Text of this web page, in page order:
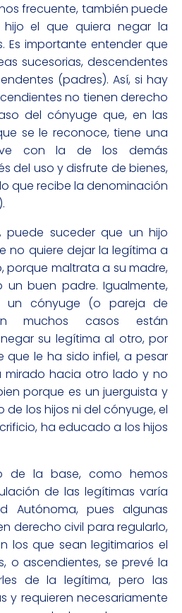
frecuente, también puede
el que quiera negar la
Es importante entender que
sucesorias, descendentes
(padres). Así, si hay
no tienen derecho
del cónyuge que, en las
se le reconoce, tiene una
con la de los demás
del uso y disfrute de bienes,
que recibe la denominación
).
puede suceder que un hijo
no quiere dejar la legítima a
porque maltrata a su madre,
buen padre. Igualmente,
un cónyuge (o pareja de
muchos casos están
su legítima al otro, por
que le ha sido infiel, a pesar
mirado hacia otro lado y no
porque es un juerguista y
los hijos ni del cónyuge, el
ha educado a los hijos
de la base, como hemos
de las legítimas varía
Autónoma, pues algunas
derecho civil para regularlo,
los que sean legitimarios el
o ascendientes, se prevé la
de la legítima, pero las
y requieren necesariamente